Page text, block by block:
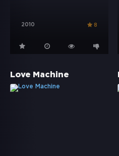
2010 8
Love Machine